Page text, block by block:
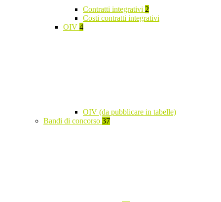
Contratti integrativi 2
Costi contratti integrativi
OIV 4
OIV (da pubblicare in tabelle)
Bandi di concorso 37